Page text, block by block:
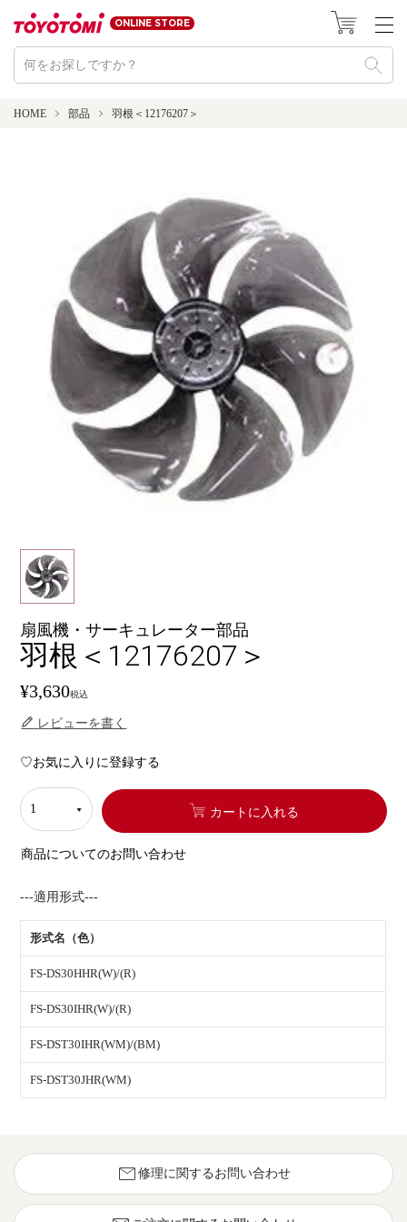
ONLINE STORE
HOME 部品 羽根＜12176207＞
扇風機・サーキュレーター部品
羽根＜12176207＞
¥3,630税込
レビューを書く
お気に入りに登録する
カートに入れる
商品についてのお問い合わせ
---適用形式---
形式名（色）
FS-DS30HHR(W)/(R)
FS-DS30IHR(W)/(R)
FS-DST30IHR(WM)/(BM)
FS-DST30JHR(WM)
mail 修理に関するお問い合わせ